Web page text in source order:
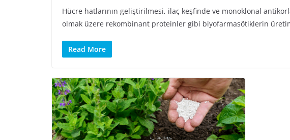
Hücre hatlarının geliştirilmesi, ilaç keşfinde ve monoklonal
olmak üzere rekombinant proteinler gibi biyofarmasötiklerin
Read More